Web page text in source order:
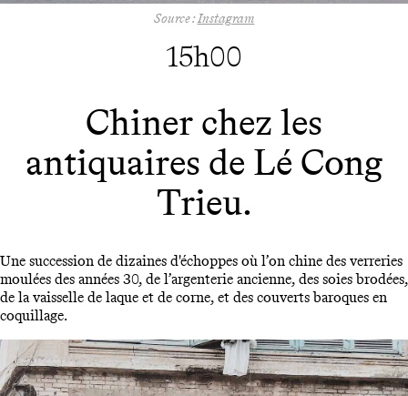
Source :Instagram
15h00
Chiner chez les
antiquaires de Lé Cong
Trieu.
Une succession de dizaines d'échoppes où l’on chine des verreries
moulées des années 30, de l’argenterie ancienne, des soies brodées,
de la vaisselle de laque et de corne, et des couverts baroques en
coquillage.